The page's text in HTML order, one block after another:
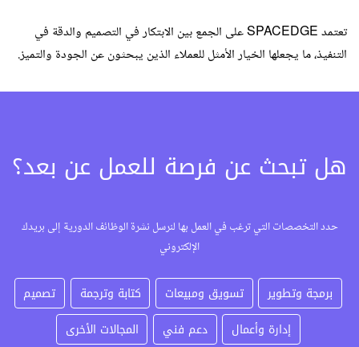
تعتمد SPACEDGE على الجمع بين الابتكار في التصميم والدقة في
التنفيذ، ما يجعلها الخيار الأمثل للعملاء الذين يبحثون عن الجودة والتميز.
هل تبحث عن فرصة للعمل عن بعد؟
حدد التخصصات التي ترغب في العمل بها لنرسل نشرة الوظائف الدورية إلى بريدك
الإلكتروني
برمجة وتطوير تسويق ومبيعات كتابة وترجمة
تصميم
إدارة وأعمال
دعم فني المجالات الأخرى